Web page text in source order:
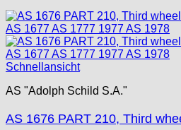
ORC
Osco
Otero
Peseux
RL „Ronda"
ST "Standard "
Schnellansicht
AS "Adolph Schild S.A."
AS 1676 PART 210, Third